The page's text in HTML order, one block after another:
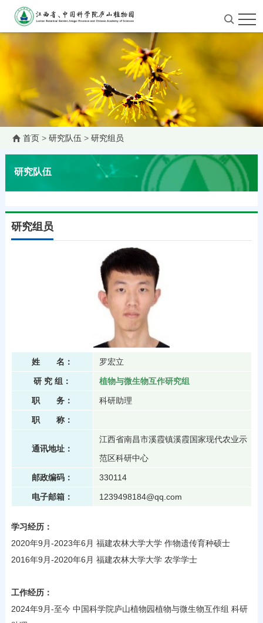
首页> 研究队伍 > 研究组员
研究队伍
研究组员
姓 名： 罗宏立
研 究 组： 植物与微生物互作研究组
职 务： 科研助理
职 称：
通讯地址：
江西省南昌市溪霞镇溪霞国家现代农业示
范区科研中心
邮政编码： 330114
电子邮箱： 1239498184@qq.com
学习经历：
2020年9月-2023年6月 福建农林大学大学 作物遗传育种硕士
2016年9月-2020年6月 福建农林大学大学 农学学士
工作经历：
2024年9月-至今 中国科学院庐山植物园植物与微生物互作组 科研